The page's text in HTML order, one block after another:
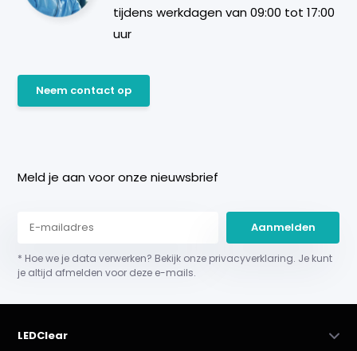
tijdens werkdagen van 09:00 tot 17:00
uur
Neem contact op
Meld je aan voor onze nieuwsbrief
Aanmelden
* Hoe we je data verwerken? Bekijk onze privacyverklaring. Je kunt
je altijd afmelden voor deze e-mails.
LEDClear